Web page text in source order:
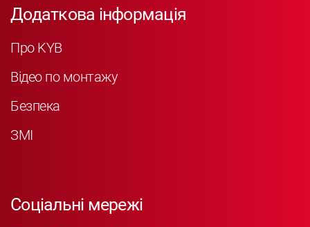
Додаткова інформація
Про KYB
Відео по монтажу
Безпека
ЗМІ
Соціальні мережі